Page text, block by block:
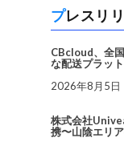
プレス
CBcloud、全
な配送プラッ
2026年8月5日
株式会社
携〜山陰エリ